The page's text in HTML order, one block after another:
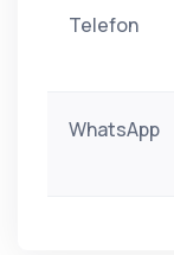
Telefon
WhatsApp